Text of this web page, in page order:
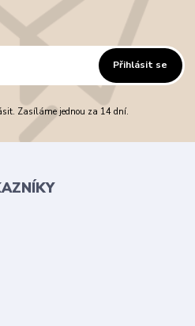
Přihlásit se
Zasíláme jednou za 14 dní.